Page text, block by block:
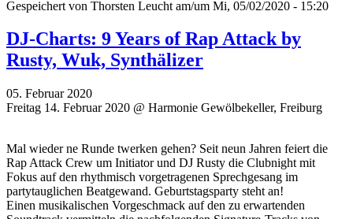
Gespeichert von Thorsten Leucht am/um Mi, 05/02/2020 - 15:20
DJ-Charts: 9 Years of Rap Attack by
Rusty, Wuk, Synthälizer
05. Februar 2020
Freitag 14. Februar 2020 @ Harmonie Gewölbekeller, Freiburg
Mal wieder ne Runde twerken gehen? Seit neun Jahren feiert die
Rap Attack Crew um Initiator und DJ Rusty die Clubnight mit
Fokus auf den rhythmisch vorgetragenen Sprechgesang im
partytauglichen Beatgewand. Geburtstagsparty steht an!
Einen musikalischen Vorgeschmack auf den zu erwartenden